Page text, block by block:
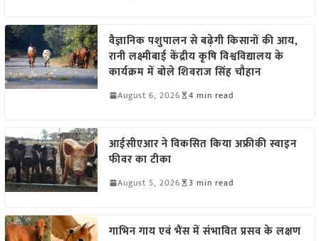
वैज्ञानिक पशुपालन से बढ़ेगी किसानों की आय,
रानी लक्ष्मीबाई केंद्रीय कृषि विश्वविद्यालय के
कार्यक्रम में बोले शिवराज सिंह चौहान
August 6, 2026 4 min read
आईसीएआर ने विकसित किया अफ्रीकी स्वाइन
फीवर का टीका
August 5, 2026 3 min read
गाभिन गाय एवं भैंस में संभावित प्रसव के लक्षण